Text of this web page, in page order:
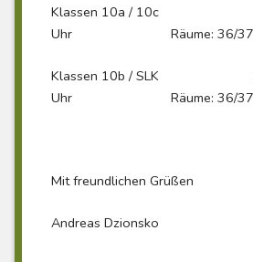
Klassen 10a / 10c
Uhr Räume: 36/37
Klassen 10b / SLK
Uhr Räume: 36/37
Mit freundlichen Grüßen
Andreas Dzionsko